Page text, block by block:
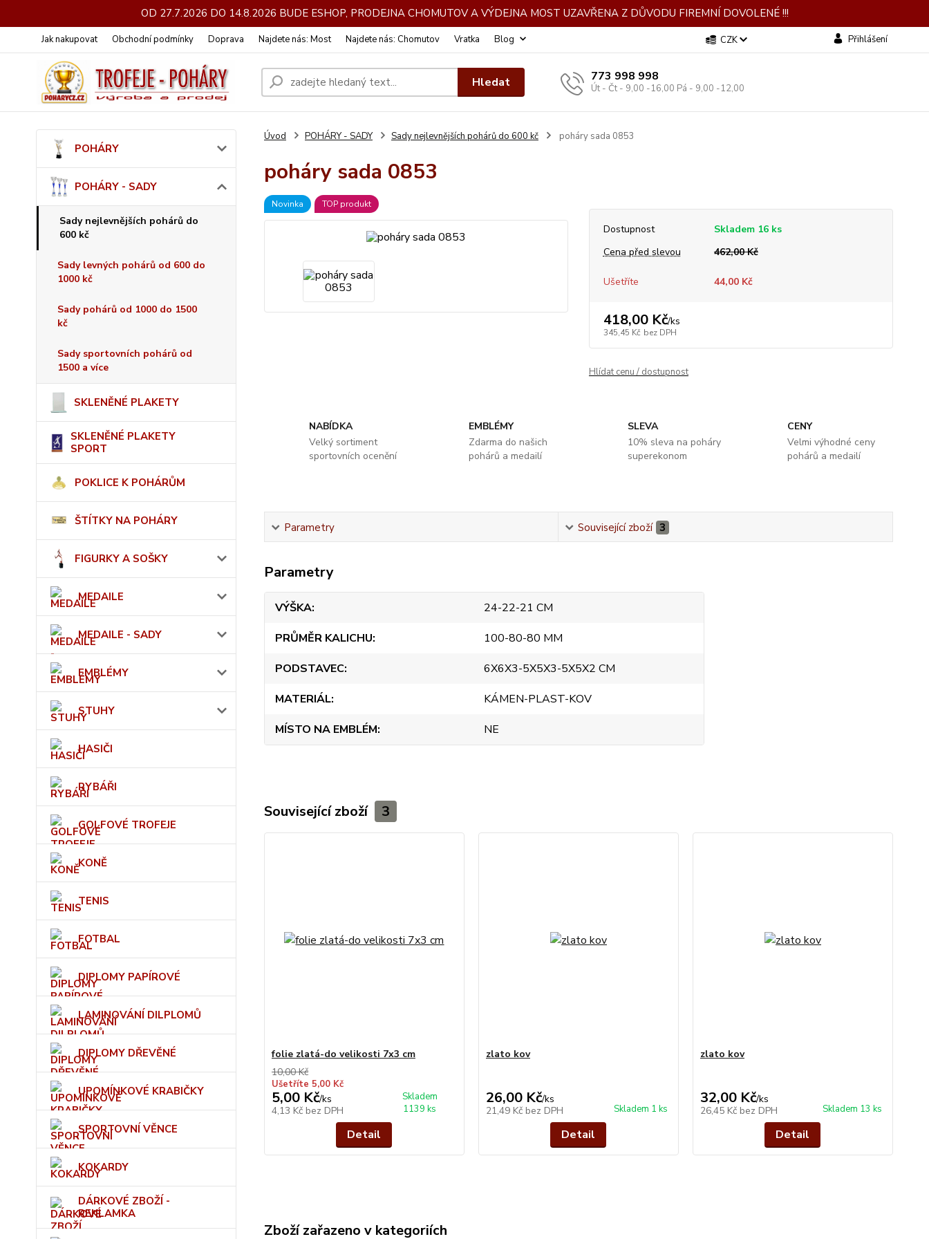
OD 27.7.2026 DO 14.8.2026 BUDE ESHOP, PRODEJNA CHOMUTOV A VÝDEJNA MOST UZAVŘENA Z DŮVODU FIREMNÍ DOVOLENÉ !!!
Jak nakupovat Obchodní podmínky Doprava Najdete nás: Most Najdete nás: Chomutov Vratka Blog CZK Přihlášení
Hledat 773 998 998
Út - Čt - 9,00 -16,00 Pá - 9,00 -12,00
POHÁRY
POHÁRY - SADY
Sady nejlevnějších pohárů do
600 kč
Sady levných pohárů od 600 do
1000 kč
Sady pohárů od 1000 do 1500
kč
Sady sportovních pohárů od
1500 a více
SKLENĚNÉ PLAKETY
SKLENĚNÉ PLAKETY
SPORT
POKLICE K POHÁRŮM
ŠTÍTKY NA POHÁRY
FIGURKY A SOŠKY
MEDAILE
MEDAILE - SADY
EMBLÉMY
STUHY
HASIČI
RYBÁŘI
GOLFOVÉ TROFEJE
KONĚ
TENIS
FOTBAL
DIPLOMY PAPÍROVÉ
LAMINOVÁNÍ DILPLOMŮ
DIPLOMY DŘEVĚNÉ
UPOMÍNKOVÉ KRABIČKY
SPORTOVNÍ VĚNCE
KOKARDY
DÁRKOVÉ ZBOŽÍ -
REKLAMKA
Úvod POHÁRY - SADY Sady nejlevnějších pohárů do 600 kč poháry sada 0853
poháry sada 0853
Novinka TOP produkt
Dostupnost
Skladem 16 ks
Cena před slevou
462,00 Kč
Ušetříte 44,00 Kč
418,00 Kč/ks
345,45 Kč bez DPH
Hlídat cenu / dostupnost
NABÍDKA
Velký sortiment
sportovních ocenění
EMBLÉMY
Zdarma do našich
pohárů a medailí
SLEVA
10% sleva na poháry
superekonom
CENY
Velmi výhodné ceny
pohárů a medailí
Parametry Související zboží 3
Parametry
VÝŠKA
24-22-21 CM
PRŮMĚR KALICHU
100-80-80 MM
PODSTAVEC
6X6X3-5X5X3-5X5X2 CM
MATERIÁL
KÁMEN-PLAST-KOV
MÍSTO NA EMBLÉM
NE
Související zboží 3
folie zlatá-do velikosti 7x3 cm
10,00 Kč
Ušetříte 5,00 Kč
5,00 Kč/ks
4,13 Kč bez DPH
Skladem
1139 ks
Detail
zlato kov
26,00 Kč/ks
21,49 Kč bez DPH Skladem 1 ks
Detail
zlato kov
32,00 Kč/ks
26,45 Kč bez DPH Skladem 13 ks
Detail
Zboží zařazeno v kategoriích